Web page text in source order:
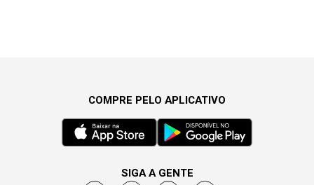
COMPRE PELO APLICATIVO
SIGA A GENTE